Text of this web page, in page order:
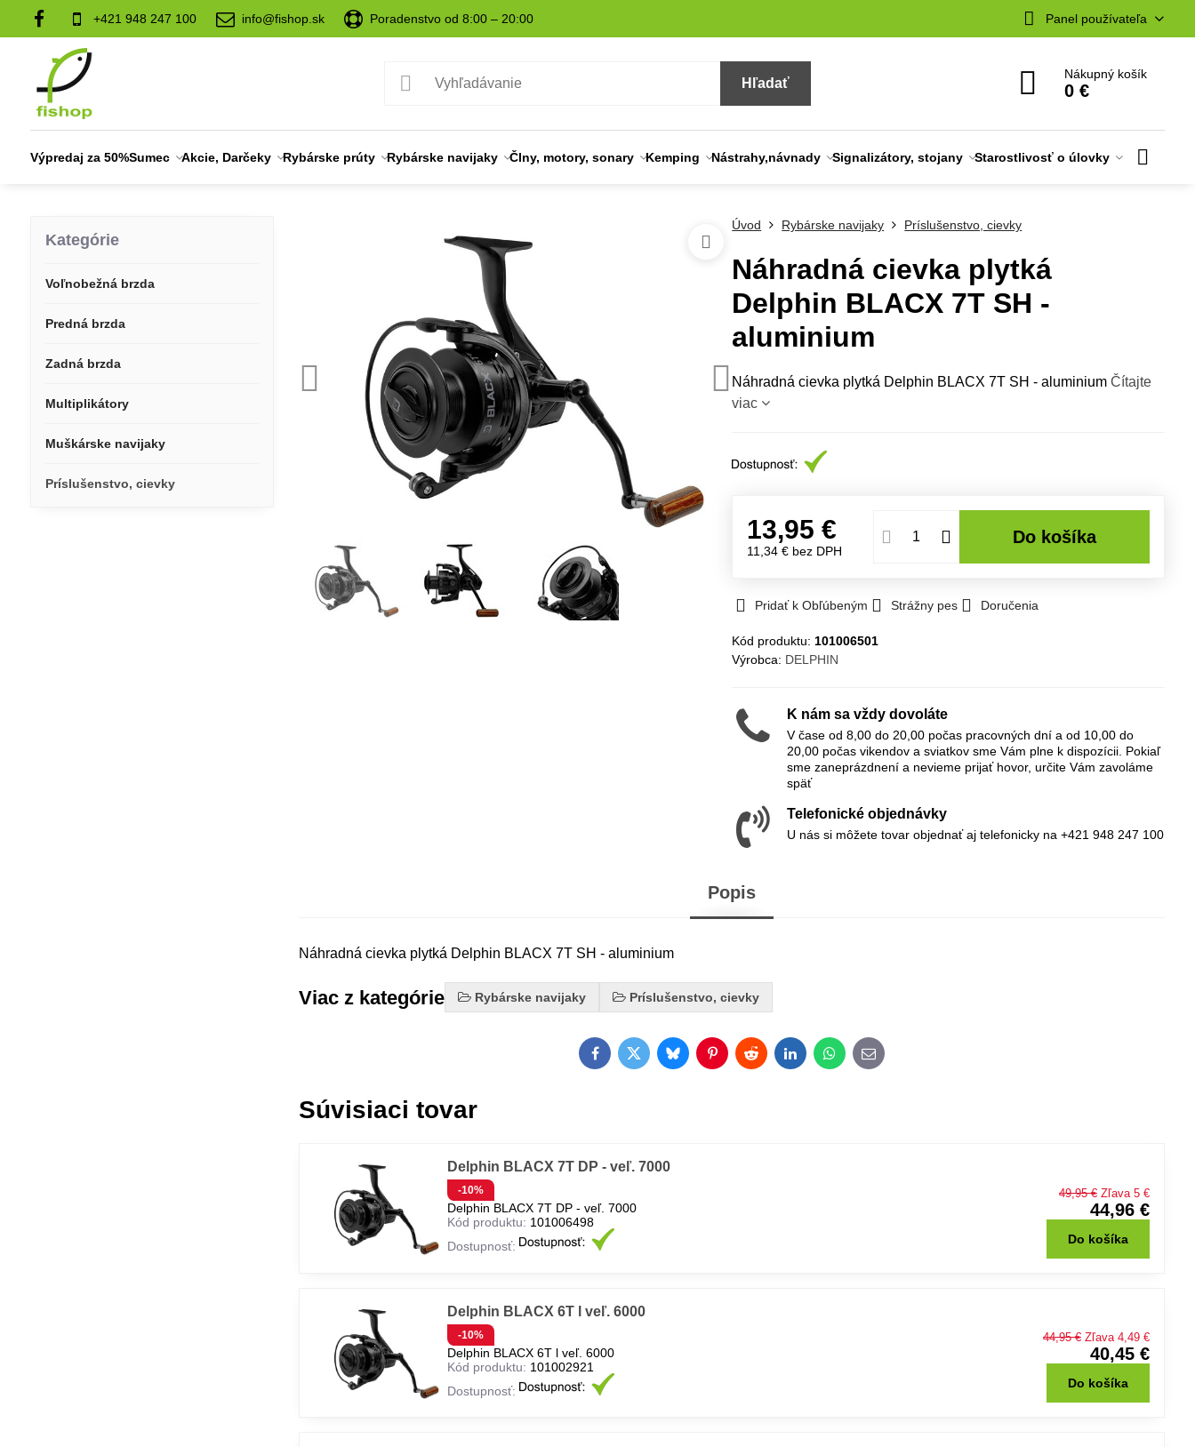
+421 948 247 100 info@fishop.sk Poradenstvo od 8:00 – 20:00 Panel používateľa
Hľadať
Nákupný košík
0 €
Výpredaj za 50%Sumec Akcie, Darčeky Rybárske prúty Rybárske navijaky Člny, motory, sonary Kemping Nástrahy,návnady Signalizátory, stojany Starostlivosť o úlovky
Úvod Rybárske navijaky Príslušenstvo, cievky
Náhradná cievka plytká
Delphin BLACX 7T SH -
aluminium
Náhradná cievka plytká Delphin BLACX 7T SH - aluminiumČítajte
viac
13,95 €
11,34 € bez DPH
Do košíka
Pridať k Obľúbeným Strážny pes Doručenia
Kód produktu: 101006501
Výrobca: DELPHIN
K nám sa vždy dovoláte
V čase od 8,00 do 20,00 počas pracovných dní a od 10,00 do
20,00 počas vikendov a sviatkov sme Vám plne k dispozícii. Pokiaľ
sme zaneprázdnení a nevieme prijať hovor, určite Vám zavoláme
späť
Telefonické objednávky
U nás si môžete tovar objednať aj telefonicky na +421 948 247 100
Popis
Náhradná cievka plytká Delphin BLACX 7T SH - aluminium
Viac z kategórie Rybárske navijaky Príslušenstvo, cievky
FacebookTwitterBlueskyPinterestRedditLinkedInWhatsApp
E-
mail
Súvisiaci tovar
Delphin BLACX 7T DP - veľ. 7000
-10%
Delphin BLACX 7T DP - veľ. 7000
Kód produktu: 101006498
Dostupnosť:
44,96 €
49,95 € Zľava 5 €
Do košíka
Delphin BLACX 6T l veľ. 6000
-10%
Delphin BLACX 6T l veľ. 6000
Kód produktu: 101002921
Dostupnosť:
40,45 €
44,95 € Zľava 4,49 €
Do košíka
Kategórie
Voľnobežná brzda
Predná brzda
Zadná brzda
Multiplikátory
Muškárske navijaky
Príslušenstvo, cievky